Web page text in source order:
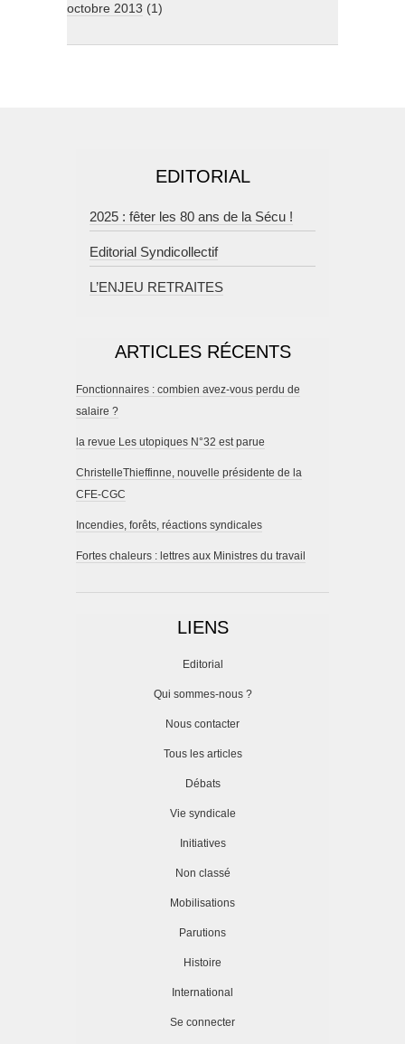
octobre 2013 (1)
EDITORIAL
2025 : fêter les 80 ans de la Sécu !
Editorial Syndicollectif
L’ENJEU RETRAITES
ARTICLES RÉCENTS
Fonctionnaires : combien avez-vous perdu de
salaire ?
la revue Les utopiques N°32 est parue
ChristelleThieffinne, nouvelle présidente de la
CFE-CGC
Incendies, forêts, réactions syndicales
Fortes chaleurs : lettres aux Ministres du travail
LIENS
Editorial
Qui sommes-nous ?
Nous contacter
Tous les articles
Débats
Vie syndicale
Initiatives
Non classé
Mobilisations
Parutions
Histoire
International
Se connecter